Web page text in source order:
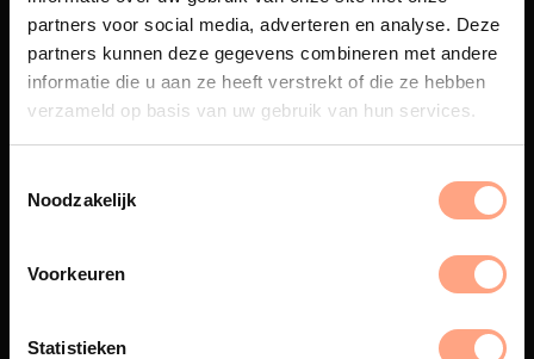
partners voor social media, adverteren en analyse. Deze
partners kunnen deze gegevens combineren met andere
informatie die u aan ze heeft verstrekt of die ze hebben
verzameld op basis van uw gebruik van hun services.
Noodzakelijk
Voorkeuren
Statistieken
Maatwerk
Een exclusieve handgemaakte
De meubelen worden in onze